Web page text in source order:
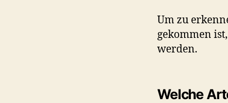
Um zu
gekommen
werden.
Welche